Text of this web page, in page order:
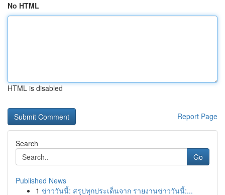
No HTML
HTML is disabled
Report Page
Search
Go
Published News
1 ข่าววันนี้: สรุปทุกประเด็นจาก รายงานข่าววันนี้:...